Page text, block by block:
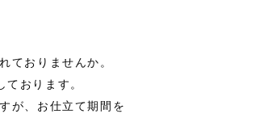
ておりませんか。
おります。
が、お仕立て期間を